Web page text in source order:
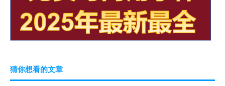
猜你想看的文章